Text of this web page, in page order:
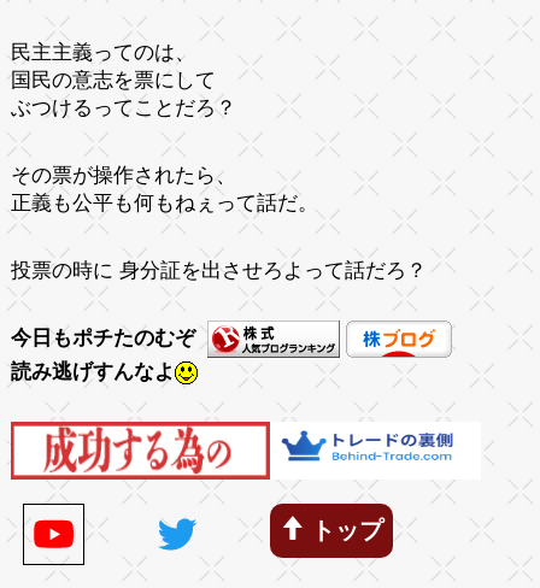
民主主義ってのは、
国民の意志を票にして
ぶつけるってことだろ？
その票が操作されたら、
正義も公平も何もねぇって話だ。
投票の時に 身分証を出させろよって話だろ？
今日もポチたのむぞ
読み逃げすんなよ
トップ